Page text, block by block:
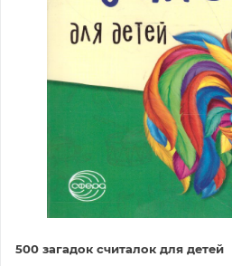
500 загадок считалок для детей